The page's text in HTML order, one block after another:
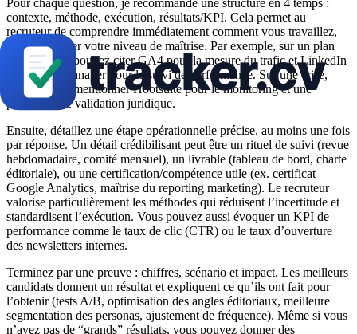
Pour chaque question, je recommande une structure en 4 temps :
contexte, méthode, exécution, résultats/KPI. Cela permet au
recruteur de comprendre immédiatement comment vous travaillez,
puis de vérifier votre niveau de maîtrise. Par exemple, sur un plan
annuel, vous pouvez citer GA4 pour la mesure du trafic et LinkedIn
Campaign Manager pour le suivi de performance. Sur une crise,
vous pouvez mentionner Hootsuite pour le monitoring et une
procédure de validation juridique.
Ensuite, détaillez une étape opérationnelle précise, au moins une fois
par réponse. Un détail crédibilisant peut être un rituel de suivi (revue
hebdomadaire, comité mensuel), un livrable (tableau de bord, charte
éditoriale), ou une certification/compétence utile (ex. certificat
Google Analytics, maîtrise du reporting marketing). Le recruteur
valorise particulièrement les méthodes qui réduisent l’incertitude et
standardisent l’exécution. Vous pouvez aussi évoquer un KPI de
performance comme le taux de clic (CTR) ou le taux d’ouverture
des newsletters internes.
Terminez par une preuve : chiffres, scénario et impact. Les meilleurs
candidats donnent un résultat et expliquent ce qu’ils ont fait pour
l’obtenir (tests A/B, optimisation des angles éditoriaux, meilleure
segmentation des personas, ajustement de fréquence). Même si vous
n’avez pas de “grands” résultats, vous pouvez donner des